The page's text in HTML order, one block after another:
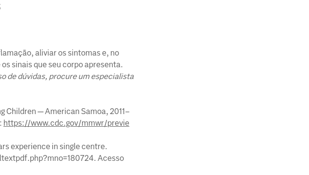
aliviar os sintomas e, no
sinais que seu corpo apresenta.
de dúvidas, procure um especialista
Children — American Samoa, 2011–
https://www.cdc.gov/mmwr/previe
experience in single centre.
Acesso